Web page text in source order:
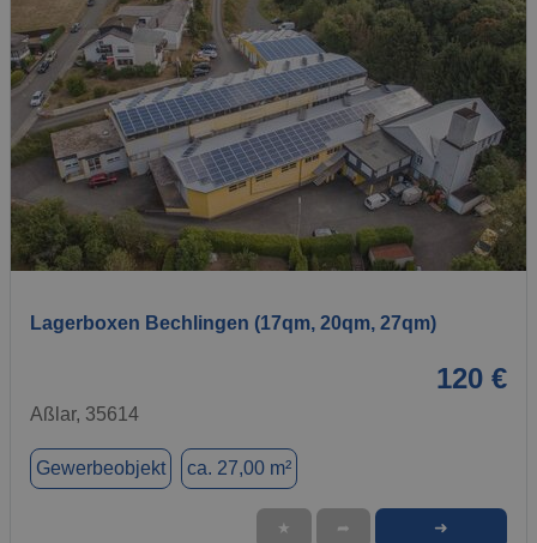
1 / 5
Lagerboxen Bechlingen (17qm, 20qm, 27qm)
120 €
Aßlar, 35614
Gewerbeobjekt ca. 27,00 m²
★ ➦ ➜